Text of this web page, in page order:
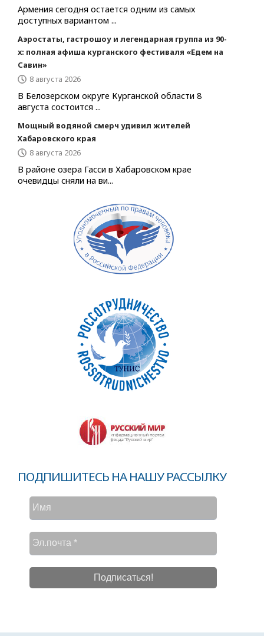
Армения сегодня остается одним из самых
доступных вариантом ...
Аэростаты, гастрошоу и легендарная группа из 90-
х: полная афиша курганского фестиваля «Едем на
Савин»
8 августа 2026
В Белозерском округе Курганской области 8
августа состоится ...
Мощный водяной смерч удивил жителей
Хабаровского края
8 августа 2026
В районе озера Гасси в Хабаровском крае
очевидцы сняли на ви...
ПОДПИШИТЕСЬ НА НАШУ РАССЫЛКУ